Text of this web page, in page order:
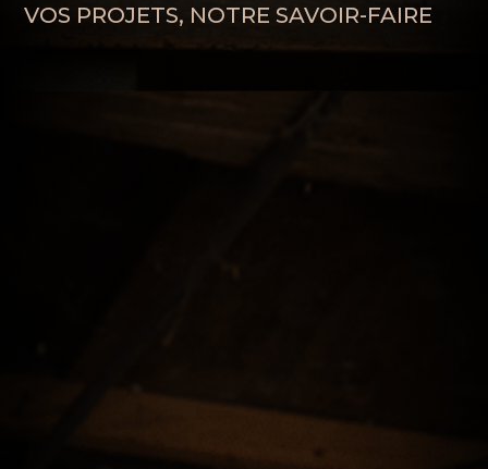
VOS PROJETS, NOTRE SAVOIR-FAIRE